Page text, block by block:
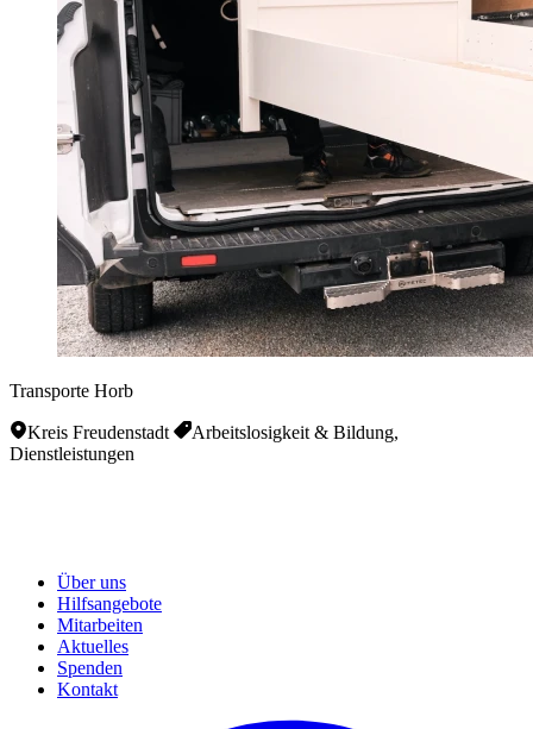
Transporte Horb
Kreis Freudenstadt
Arbeitslosigkeit & Bildung,
Dienstleistungen
Über uns
Hilfsangebote
Mitarbeiten
Aktuelles
Spenden
Kontakt